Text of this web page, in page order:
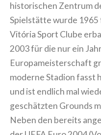
historischen Zentrum
Spielstätte wurde
Vitória Sport Clube
2003 für die nur ein
Europameisterschaft
moderne Stadion fasst
und ist endlich mal
geschätzten Grounds
Neben den bereits